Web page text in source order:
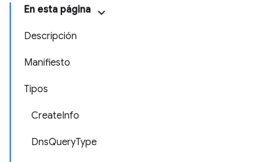
En esta página
Descripción
Manifiesto
Tipos
CreateInfo
DnsQueryType